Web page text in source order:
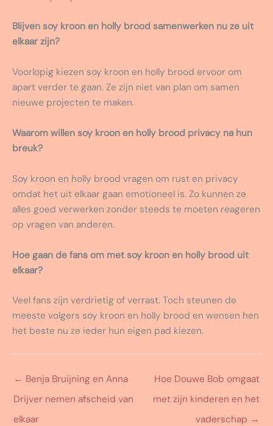
Blijven soy kroon en holly brood samenwerken nu ze uit
elkaar zijn?
Voorlopig kiezen soy kroon en holly brood ervoor om
apart verder te gaan. Ze zijn niet van plan om samen
nieuwe projecten te maken.
Waarom willen soy kroon en holly brood privacy na hun
breuk?
Soy kroon en holly brood vragen om rust en privacy
omdat het uit elkaar gaan emotioneel is. Zo kunnen ze
alles goed verwerken zonder steeds te moeten reageren
op vragen van anderen.
Hoe gaan de fans om met soy kroon en holly brood uit
elkaar?
Veel fans zijn verdrietig of verrast. Toch steunen de
meeste volgers soy kroon en holly brood en wensen hen
het beste nu ze ieder hun eigen pad kiezen.
← Benja Bruijning en Anna
Drijver nemen afscheid van
elkaar
Hoe Douwe Bob omgaat
met zijn kinderen en het
vaderschap →